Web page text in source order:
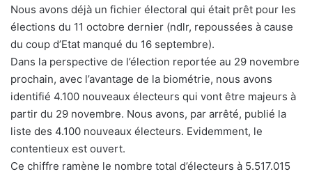
Nous avons déjà un fichier électoral qui était prêt pour les
élections du 11 octobre dernier (ndlr, repoussées à cause
du coup d’Etat manqué du 16 septembre).
Dans la perspective de l’élection reportée au 29 novembre
prochain, avec l’avantage de la biométrie, nous avons
identifié 4.100 nouveaux électeurs qui vont être majeurs à
partir du 29 novembre. Nous avons, par arrêté, publié la
liste des 4.100 nouveaux électeurs. Evidemment, le
contentieux est ouvert.
Ce chiffre ramène le nombre total d’électeurs à 5.517.015